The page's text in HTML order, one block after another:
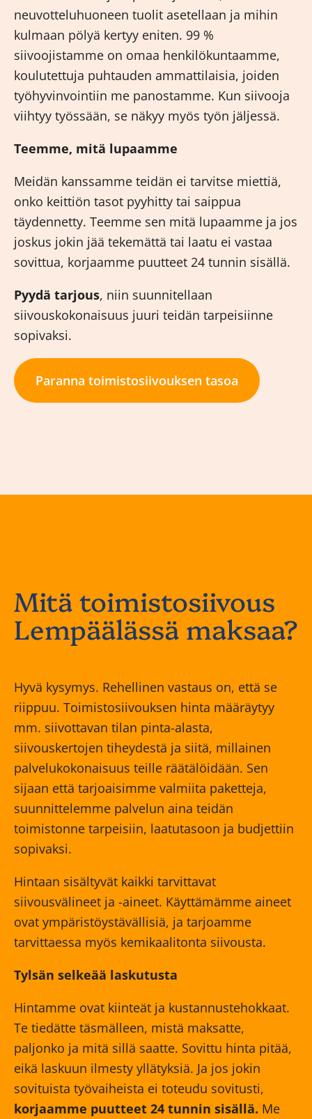
neuvotteluhuoneen tuolit asetellaan ja mihin
kulmaan pölyä kertyy eniten. 99 %
siivoojistamme on omaa henkilökuntaamme,
koulutettuja puhtauden ammattilaisia, joiden
työhyvinvointiin me panostamme. Kun siivooja
viihtyy työssään, se näkyy myös työn jäljessä.
Teemme, mitä lupaamme
Meidän kanssamme teidän ei tarvitse miettiä,
onko keittiön tasot pyyhitty tai saippua
täydennetty. Teemme sen mitä lupaamme ja jos
joskus jokin jää tekemättä tai laatu ei vastaa
sovittua, korjaamme puutteet 24 tunnin sisällä.
Pyydä tarjous, niin suunnitellaan
siivouskokonaisuus juuri teidän tarpeisiinne
sopivaksi.
Paranna toimistosiivouksen tasoa
Mitä toimistosiivous
Lempäälässä maksaa?
Hyvä kysymys. Rehellinen vastaus on, että se
riippuu. Toimistosiivouksen hinta määräytyy
mm. siivottavan tilan pinta-alasta,
siivouskertojen tiheydestä ja siitä, millainen
palvelukokonaisuus teille räätälöidään. Sen
sijaan että tarjoaisimme valmiita paketteja,
suunnittelemme palvelun aina teidän
toimistonne tarpeisiin, laatutasoon ja budjettiin
sopivaksi.
Hintaan sisältyvät kaikki tarvittavat
siivousvälineet ja -aineet. Käyttämämme aineet
ovat ympäristöystävällisiä, ja tarjoamme
tarvittaessa myös kemikaalitonta siivousta.
Tylsän selkeää laskutusta
Hintamme ovat kiinteät ja kustannustehokkaat.
Te tiedätte täsmälleen, mistä maksatte,
paljonko ja mitä sillä saatte. Sovittu hinta pitää,
eikä laskuun ilmesty yllätyksiä. Ja jos jokin
sovituista työvaiheista ei toteudu sovitusti,
korjaamme puutteet 24 tunnin sisällä. Me